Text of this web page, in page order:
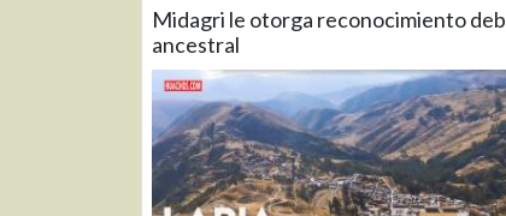
Midagri le otorga reconocimiento
ancestral